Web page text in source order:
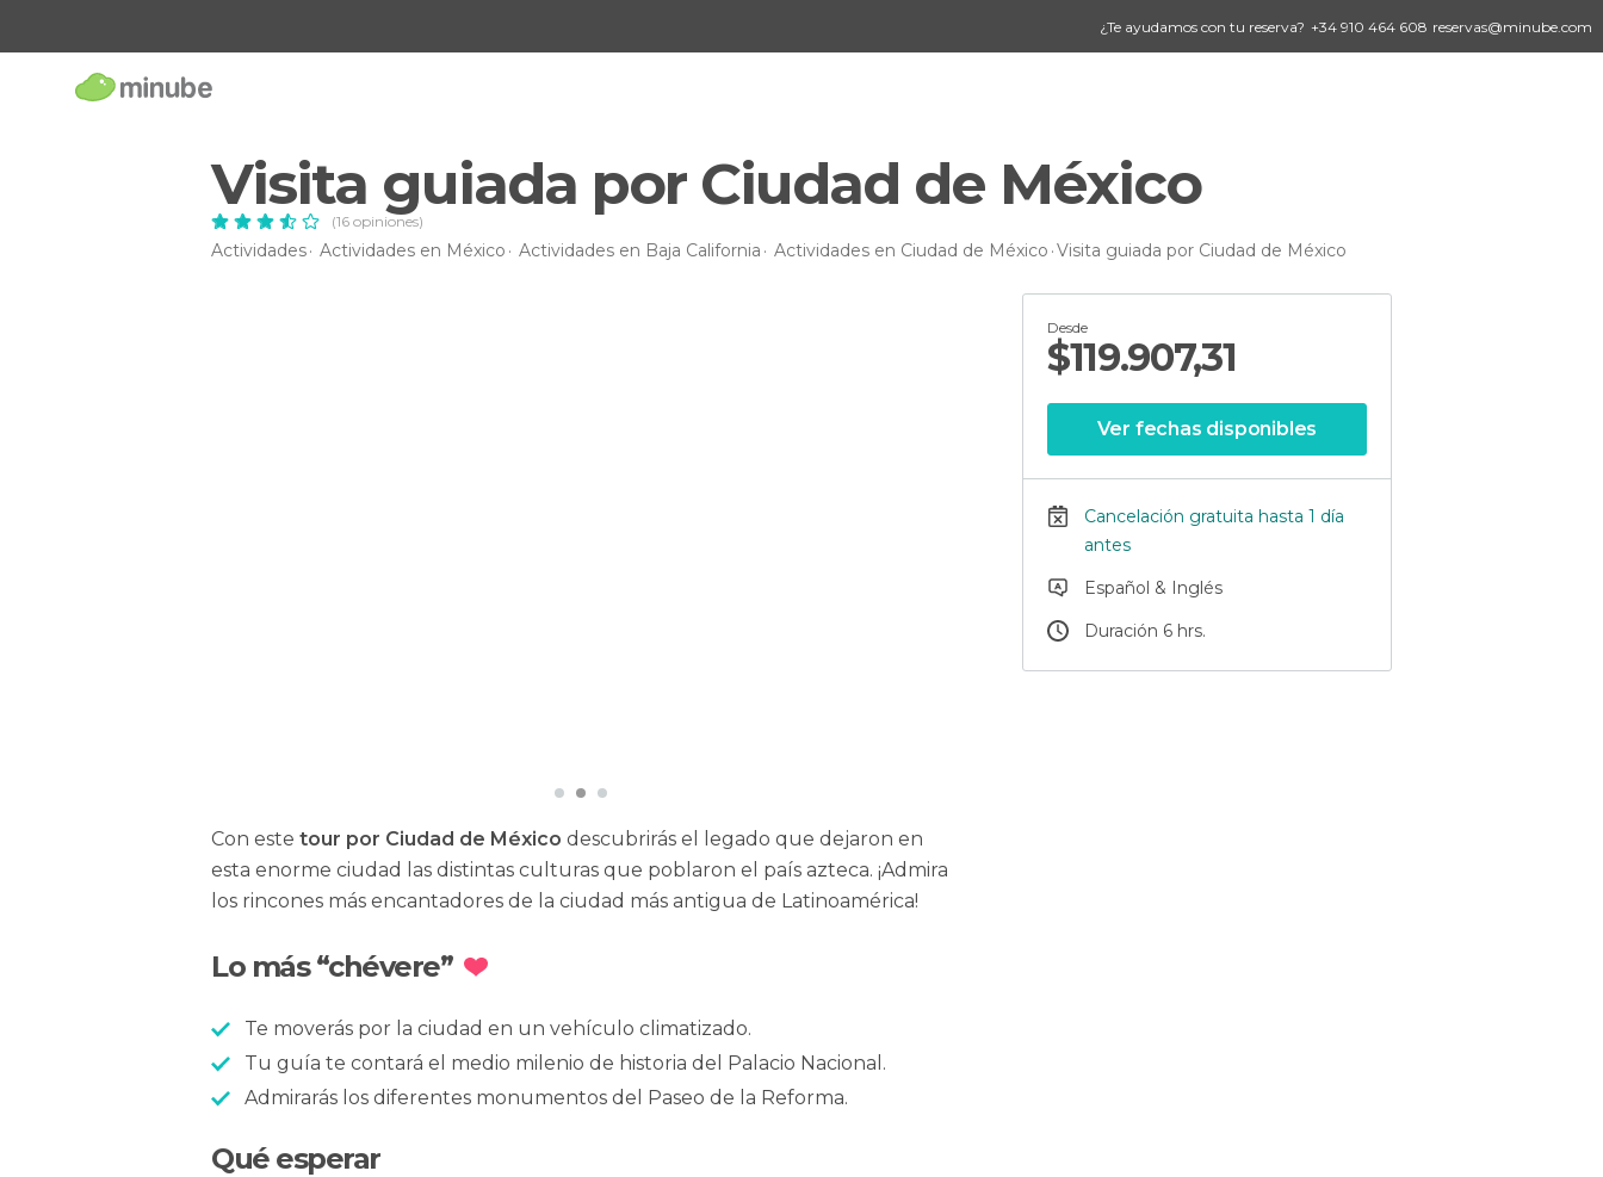
¿Te ayudamos con tu reserva? +34 910 464 608 reservas@minube.com
Visita guiada por Ciudad de México
(16 opiniones)
Actividades Actividades en México Actividades en Baja California Actividades en Ciudad de México Visita guiada por Ciudad de México
Desde
$119.907,31
Ver fechas disponibles
Cancelación gratuita hasta 1 día
antes
Español & Inglés
Duración 6 hrs.
Con este tour por Ciudad de México descubrirás el legado que dejaron en
esta enorme ciudad las distintas culturas que poblaron el país azteca. ¡Admira
los rincones más encantadores de la ciudad más antigua de Latinoamérica!
Lo más “chévere”
Te moverás por la ciudad en un vehículo climatizado.
Tu guía te contará el medio milenio de historia del Palacio Nacional.
Admirarás los diferentes monumentos del Paseo de la Reforma.
Qué esperar